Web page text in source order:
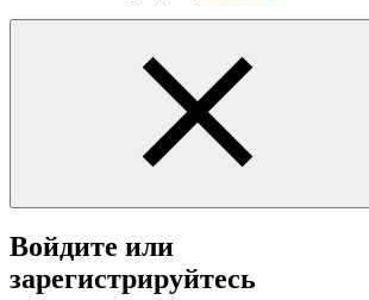
Войдите или
зарегистрируйтесь